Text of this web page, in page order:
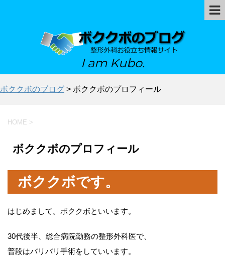
I am Kubo.
ボククボのブログ > ボククボのプロフィール
HOME >
ボククボのプロフィール
ボククボです。
はじめまして。ボククボといいます。
30代後半、総合病院勤務の整形外科医で、
普段はバリバリ手術をしていいます。